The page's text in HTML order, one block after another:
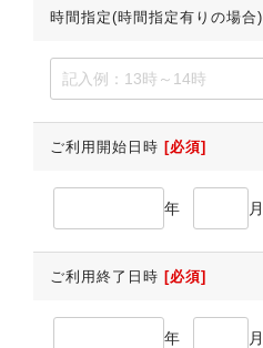
時間指定(時間指定有りの場合)
ご利用開始日時 [必須]
年 月
ご利用終了日時 [必須]
年 月